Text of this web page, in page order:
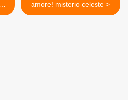
amore! misterio celeste >